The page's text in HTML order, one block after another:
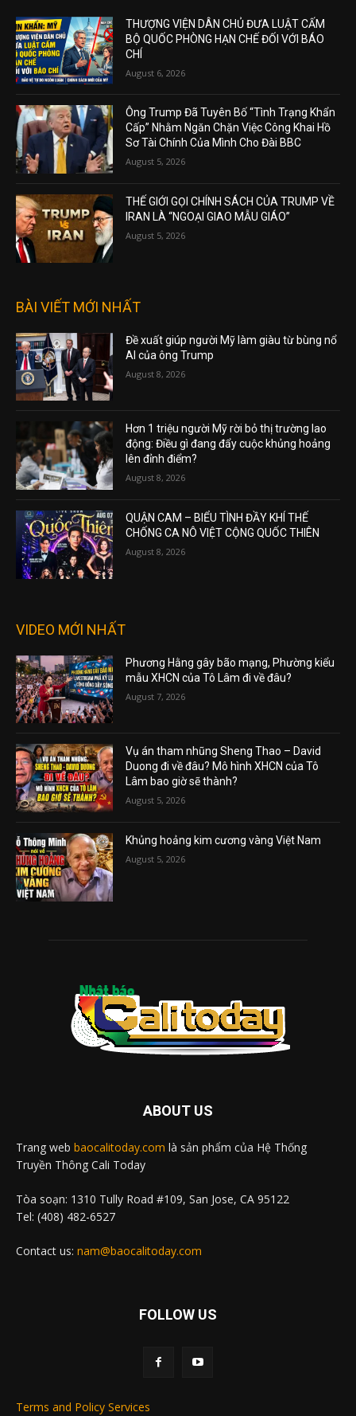
THƯỢNG VIỆN DÂN CHỦ ĐƯA LUẬT CẤM
BỘ QUỐC PHÒNG HẠN CHẾ ĐỐI VỚI BÁO
CHÍ
August 6, 2026
Ông Trump Đã Tuyên Bố “Tình Trạng Khẩn
Cấp” Nhằm Ngăn Chặn Việc Công Khai Hồ
Sơ Tài Chính Của Mình Cho Đài BBC
August 5, 2026
THẾ GIỚI GỌI CHÍNH SÁCH CỦA TRUMP VỀ
IRAN LÀ “NGOẠI GIAO MẪU GIÁO”
August 5, 2026
BÀI VIẾT MỚI NHẤT
Đề xuất giúp người Mỹ làm giàu từ bùng nổ
AI của ông Trump
August 8, 2026
Hơn 1 triệu người Mỹ rời bỏ thị trường lao
động: Điều gì đang đẩy cuộc khủng hoảng
lên đỉnh điểm?
August 8, 2026
QUẬN CAM – BIỂU TÌNH ĐẦY KHÍ THẾ
CHỐNG CA NÔ VIỆT CỘNG QUỐC THIÊN
August 8, 2026
VIDEO MỚI NHẤT
Phương Hằng gây bão mạng, Phường kiểu
mẫu XHCN của Tô Lâm đi về đâu?
August 7, 2026
Vụ án tham nhũng Sheng Thao – David
Duong đi về đâu? Mô hình XHCN của Tô
Lâm bao giờ sẽ thành?
August 5, 2026
Khủng hoảng kim cương vàng Việt Nam
August 5, 2026
ABOUT US
Trang web baocalitoday.com là sản phẩm của Hệ Thống
Truyền Thông Cali Today
Tòa soạn: 1310 Tully Road #109, San Jose, CA 95122
Tel: (408) 482-6527
Contact us: nam@baocalitoday.com
FOLLOW US
Terms and Policy Services